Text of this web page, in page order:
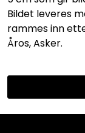
Bildet leveres
rammes inn
Åros, Asker.